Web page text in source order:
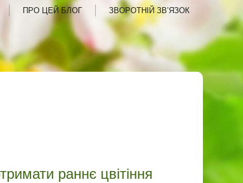
ПРО ЦЕЙ БЛОГ ЗВОРОТНІЙ ЗВ’ЯЗОК
раннє цвітіння